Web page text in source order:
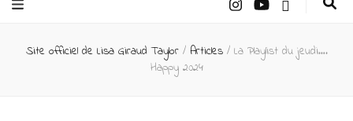
Taylor –
Auteur
Site officiel de Lisa Giraud Taylor / Articles / La Playlist du jeudi….
Happy 2024